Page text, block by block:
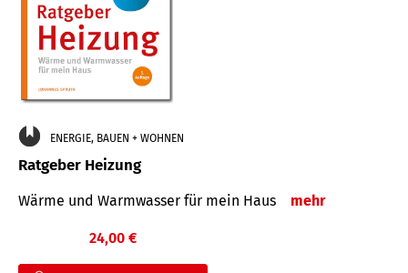
ENERGIE, BAUEN + WOHNEN
Ratgeber Heizung
Wärme und Warmwasser für mein Haus mehr
24,00 €